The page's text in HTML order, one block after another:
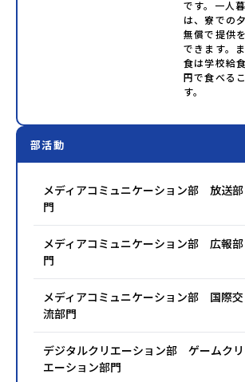
です。一人
は、寮での
無償で提供
できます。
食は学校給
円で食べる
す。
部活動
メディアコミュニケーション部 放送部
門
メディアコミュニケーション部 広報部
門
メディアコミュニケーション部 国際交
流部門
デジタルクリエーション部 ゲームクリ
エーション部門